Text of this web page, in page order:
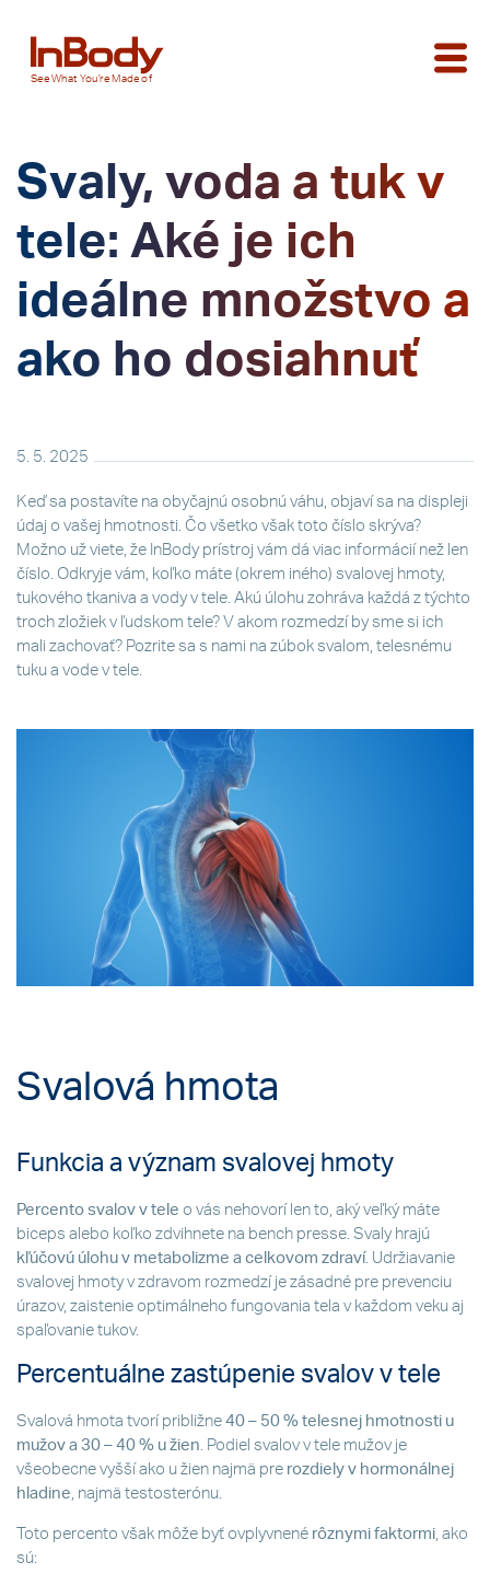
See What You’re Made of
Svaly, voda a tuk v
tele: Aké je ich
ideálne množstvo a
ako ho dosiahnuť
5. 5. 2025
Keď sa postavíte na obyčajnú osobnú váhu, objaví sa na displeji
údaj o vašej hmotnosti. Čo všetko však toto číslo skrýva?
Možno už viete, že InBody prístroj vám dá viac informácií než len
číslo. Odkryje vám, koľko máte (okrem iného) svalovej hmoty,
tukového tkaniva a vody v tele. Akú úlohu zohráva každá z týchto
troch zložiek v ľudskom tele? V akom rozmedzí by sme si ich
mali zachovať? Pozrite sa s nami na zúbok svalom, telesnému
tuku a vode v tele.
Svalová hmota
Funkcia a význam svalovej hmoty
Percento svalov v tele o vás nehovorí len to, aký veľký máte
biceps alebo koľko zdvihnete na bench presse. Svaly hrajú
kľúčovú úlohu v metabolizme a celkovom zdraví. Udržiavanie
svalovej hmoty v zdravom rozmedzí je zásadné pre prevenciu
úrazov, zaistenie optimálneho fungovania tela v každom veku aj
spaľovanie tukov.
Percentuálne zastúpenie svalov v tele
Svalová hmota tvorí približne 40 – 50 % telesnej hmotnosti u
mužov a 30 – 40 % u žien. Podiel svalov v tele mužov je
všeobecne vyšší ako u žien najmä pre rozdiely v hormonálnej
hladine, najmä testosterónu.
Toto percento však môže byť ovplyvnené rôznymi faktormi, ako
sú: